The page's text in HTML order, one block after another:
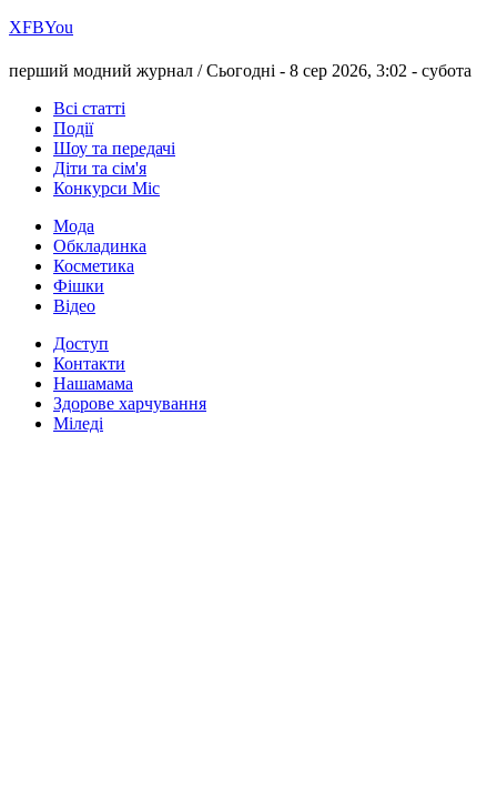
ХFBYou
перший модний журнал /Сьогодні - 8 сер 2026, 3:02 - субота
Всі статті
Події
Шоу та передачі
Діти та сім'я
Конкурси Міс
Мода
Обкладинка
Косметика
Фішки
Відео
Доступ
Контакти
Нашамама
Здорове харчування
Міледі